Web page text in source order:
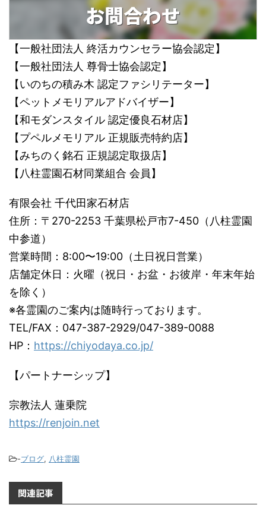
お問合わせ
【一般社団法人 終活カウンセラー協会認定】
【一般社団法人 尊骨士協会認定】
【いのちの積み木 認定ファシリテーター】
【ペットメモリアルアドバイザー】
【和モダンスタイル 認定優良石材店】
【プペルメモリアル 正規販売特約店】
【みちのく銘石 正規認定取扱店】
【八柱霊園石材同業組合 会員】
有限会社 千代田家石材店
住所：〒270-2253 千葉県松戸市7-450（八柱霊園
中参道）
営業時間：8:00〜19:00（土日祝日営業）
店舗定休日：火曜（祝日・お盆・お彼岸・年末年始
を除く）
※各霊園のご案内は随時行っております。
TEL/FAX：047-387-2929/047-389-0088
HP： https://chiyodaya.co.jp/
【パートナーシップ】
宗教法人 蓮乗院
https://renjoin.net
-ブログ, 八柱霊園
関連記事